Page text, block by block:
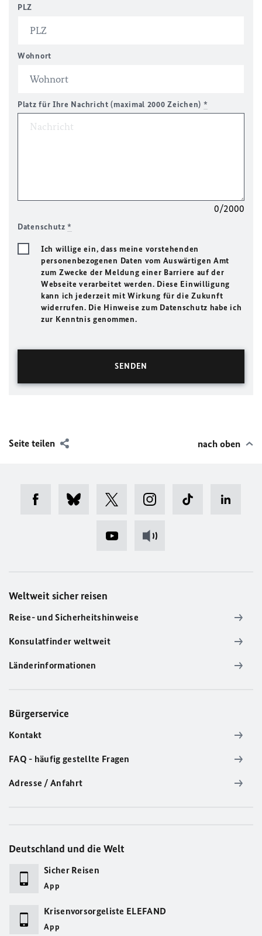
PLZ
Wohnort
Platz für Ihre Nachricht (maximal 2000 Zeichen) *
0/2000
Datenschutz*
Ich willige ein, dass meine vorstehenden
personenbezogenen Daten vom Auswärtigen Amt
zum Zwecke der Meldung einer Barriere auf der
Webseite verarbeitet werden. Diese Einwilligung
kann ich jederzeit mit Wirkung für die Zukunft
widerrufen. Die Hinweise zum Datenschutz habe ich
zur Kenntnis genommen.
Seite teilen nach oben
Weltweit sicher reisen
Reise- und Sicherheitshinweise
Konsulatfinder weltweit
Länderinformationen
Bürgerservice
Kontakt
FAQ - häufig gestellte Fragen
Adresse / Anfahrt
Deutschland und die Welt
Sicher Reisen
App
Krisenvorsorgeliste ELEFAND
App